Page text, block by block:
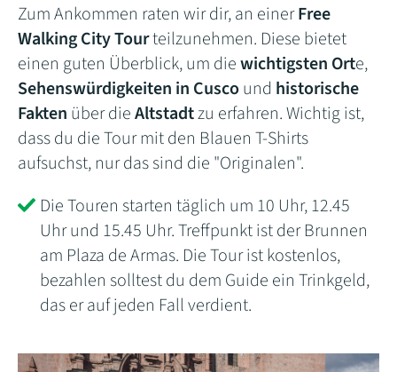
Zum Ankommen raten wir dir, an einerFree
Walking City Tourteilzunehmen. Diese bietet
einen guten Überblick, um diewichtigsten Orte,
Sehenswürdigkeiten in Cuscound historische
Fakten über dieAltstadtzu erfahren. Wichtig ist,
dass du die Tour mit den Blauen T-Shirts
aufsuchst, nur das sind die "Originalen".
Die Touren starten täglich um 10 Uhr, 12.45
Uhr und 15.45 Uhr. Treffpunkt ist der Brunnen
am Plaza de Armas. Die Tour ist kostenlos,
bezahlen solltest du dem Guide ein Trinkgeld,
das er auf jeden Fall verdient.